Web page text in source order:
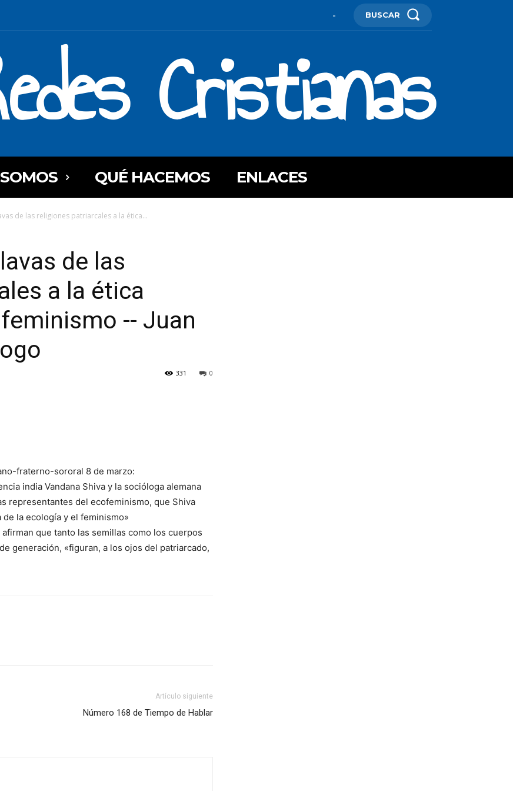
- BUSCAR
Cristianas
QUÉ HACEMOS ENLACES
de las religiones patriarcales a la ética...
de las
a la ética
-- Juan
0
331
fraterno-sororal 8 de marzo:
india Vandana Shiva y la socióloga alemana
representantes del ecofeminismo, que Shiva
la ecología y el feminismo»
que tanto las semillas como los cuerpos
generación, «figuran, a los ojos del patriarcado,
Artículo siguiente
Número 168 de Tiempo de Hablar